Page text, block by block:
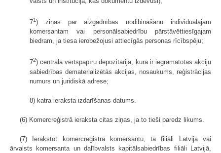
71) ziņas par aizgādnības nodibināšanu individuālajam
komersantam vai personālsabiedrību pārstāvēttiesīgajam
biedram, ja tiesa ierobežojusi attiecīgās personas rīcībspēju;
72) centrālā vērtspapīru depozitārija, kurā ir iegrāmatotas akciju
sabiedrības dematerializētās akcijas, nosaukums, reģistrācijas
numurs un juridiskā adrese;
8) katra ieraksta izdarīšanas datums.
(6) Komercreģistrā ieraksta citas ziņas, ja to tieši paredz likums.
(7) Ierakstot komercreģistrā komersantu, tā filiāli Latvijā vai
ārvalsts komersanta un dalībvalsts kapitālsabiedrības filiāli Latvijā,